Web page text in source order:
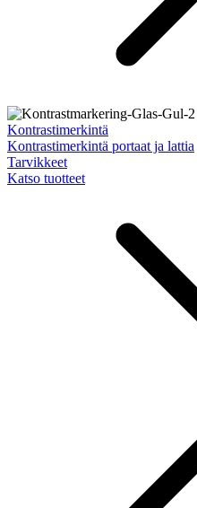
Kontrastimerkintä
Kontrastimerkintä portaat ja lattia
Tarvikkeet
Katso tuotteet